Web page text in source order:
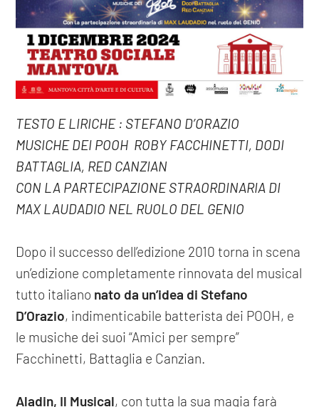
TESTO E LIRICHE : STEFANO D’ORAZIO
MUSICHE DEI POOH ­ ROBY FACCHINETTI, DODI
BATTAGLIA, RED CANZIAN
CON LA PARTECIPAZIONE STRAORDINARIA DI
MAX LAUDADIO NEL RUOLO DEL GENIO
Dopo il successo dell’edizione 2010 torna in scena
un’edizione completamente rinnovata del musical
tutto italiano nato da un’idea di Stefano
D’Orazio, indimenticabile batterista dei POOH, e
le musiche dei suoi “Amici per sempre”
Facchinetti, Battaglia e Canzian.
Aladin, Il Musical, con tutta la sua magia farà